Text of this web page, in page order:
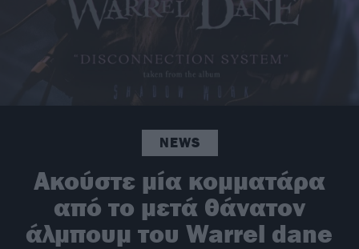
NEWS
Ακούστε μία κομματάρα
από το μετά θάνατον
άλμπουμ του Warrel dane